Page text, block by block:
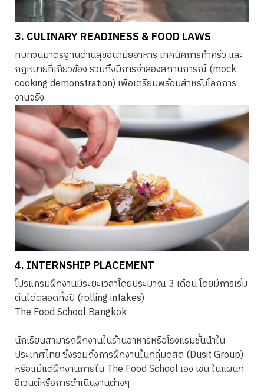
3. CULINARY READINESS & FOOD LAWS
ทบทวนมาตรฐานด้านสุขอนามัยอาหาร เทคนิคการทำครัว และ
กฎหมายที่เกี่ยวข้อง รวมถึงมีการจำลองสถานการณ์ (mock
cooking demonstration) เพื่อเตรียมพร้อมสำหรับโลกการ
งานจริง
4. INTERNSHIP PLACEMENT
โปรแกรมฝึกงานมีระยะเวลาโดยประมาณ 3 เดือน โดยมีการเริ่ม
ต้นได้ตลอดทั้งปี (rolling intakes)
The Food School Bangkok
นักเรียนสามารถฝึกงานในร้านอาหารหรือโรงแรมชั้นนำใน
ประเทศไทย ซึ่งรวมถึงการฝึกงานในกลุ่มดุสิต (Dusit Group)
หรือแม้แต่ฝึกงานภายใน The Food School เอง เช่น ในแผนก
อีเวนต์หรือการดำเนินงานต่างๆ